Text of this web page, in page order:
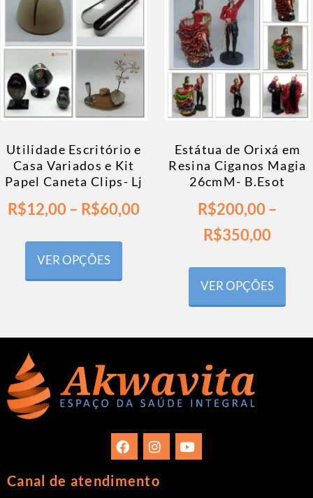
Utilidade Escritório e
Casa Variados e Kit
Papel Caneta Clips- Lj
R$12,00– R$60,00
VER OPÇÕES
Estátua de Orixá em
Resina Ciganos Magia
26cmM- B.Esot
R$200,00–
R$350,00
VER OPÇÕES
Canal de atendimento